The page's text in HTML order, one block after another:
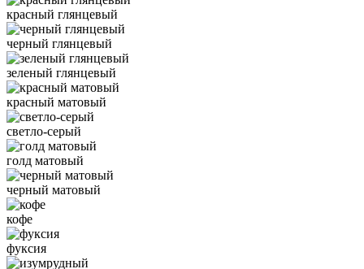
красный глянцевый
черный глянцевый
зеленый глянцевый
красный матовый
светло-серый
голд матовый
черный матовый
кофе
фуксия